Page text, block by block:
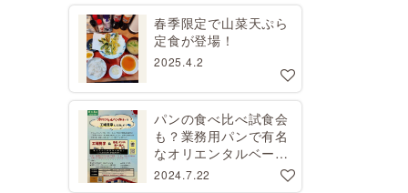
春季限定で山菜天ぷら
定食が登場！
2025.4.2
パンの食べ比べ試食会
も？業務用パンで有名
なオリエンタルベーカ
リーで工場見学開催
2024.7.22